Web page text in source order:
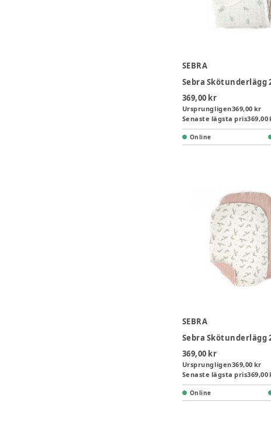
SEBRA
369,00 kr
Ursprungligen369,00 kr
Senaste lägsta pris369,00
Online
SEBRA
369,00 kr
Ursprungligen369,00 kr
Senaste lägsta pris369,00
Online